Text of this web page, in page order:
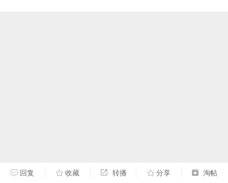
回复 收藏 转播 分享 淘帖